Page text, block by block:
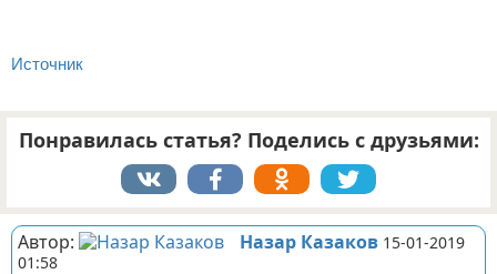
Источник
Понравилась статья? Поделись с друзьями:
Автор: Назар Казаков 15-01-2019
01:58